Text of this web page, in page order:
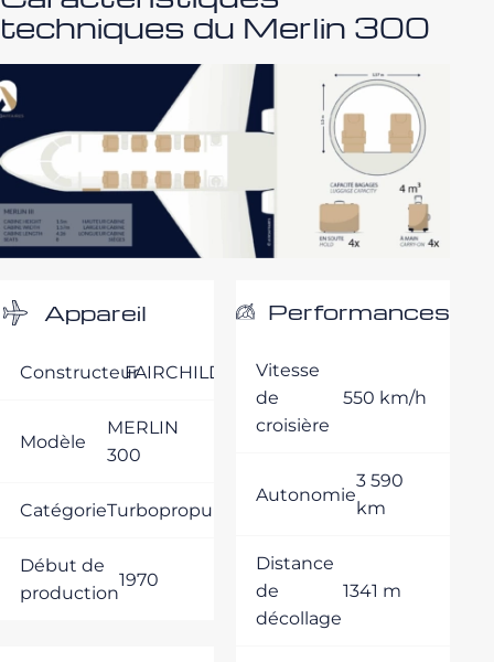
techniques du Merlin 300
Appareil
ConstructeurFAIRCHILD
Modèle
MERLIN
300
CatégorieTurbopropulseurs
Début de
production
1970
Performances
Vitesse
de
croisière
550 km/h
Autonomie
3 590
km
Distance
de
décollage
1341 m